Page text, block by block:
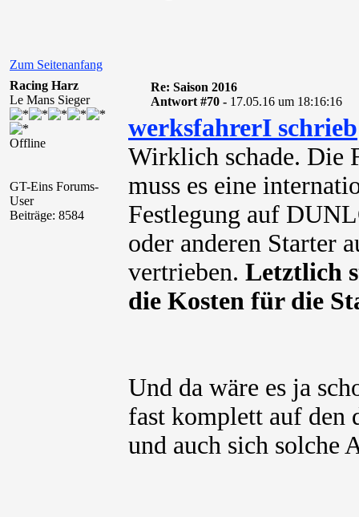
Zum Seitenanfang
Racing Harz
Le Mans Sieger
Offline
GT-Eins Forums-
User
Beiträge: 8584
Re: Saison 2016
Antwort #70 - 17.05.16 um 18:16:16
werksfahrerI schrieb
Wirklich schade. Die
muss es eine
Festlegung auf
oder anderen Starter
vertrieben. Letztlich
die Kosten für die
Und da wäre es ja
fast komplett auf den
und auch sich solche